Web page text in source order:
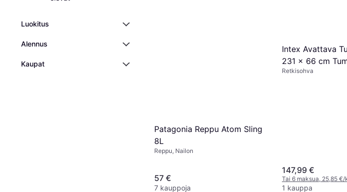
Luokitus
Alennus
Kaupat
Patagonia Reppu Atom Sling
8L
Reppu, Nailon
57 €
7 kauppoja
Intex Avattava
231 x 66 cm
Retkisohva
147,99 €
Tai 6 maksua, 25,85 €/
1 kauppa